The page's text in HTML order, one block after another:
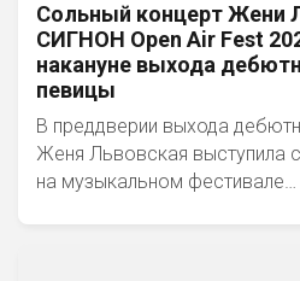
Сольный концерт Жени
СИГНОН Open Air Fest
накануне выхода
певицы
В преддверии выхода
Женя Львовская выступила
на музыкальном фестивале…